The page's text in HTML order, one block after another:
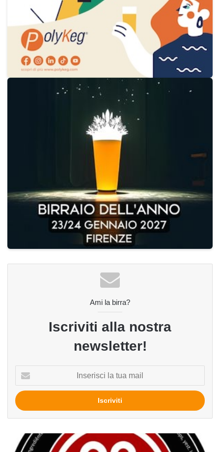
Ami la birra?
Iscriviti alla nostra
newsletter!
tua
mail
Imperial